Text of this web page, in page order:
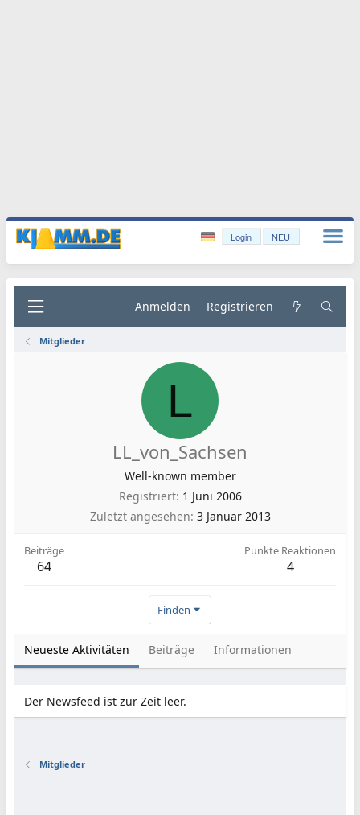
Login NEU
Anmelden Registrieren
Mitglieder
L
LL_von_Sachsen
Well-known member
Registriert 1 Juni 2006
Zuletzt angesehen 3 Januar 2013
Beiträge
64
Punkte Reaktionen
4
Finden
Neueste Aktivitäten Beiträge Informationen
Der Newsfeed ist zur Zeit leer.
Mitglieder